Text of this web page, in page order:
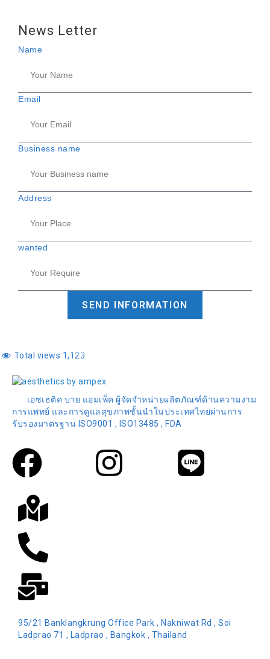
News Letter
Name
Email
Business name
Address
wanted
SEND INFORMATION
Total views 1,123
เอซเธติค บาย แอมเพ็ค ผู้จัดจำหน่ายผลิตภัณฑ์ด้านความงาม
การแพทย์ และการดูแลสุขภาพชั้นนำในประเทศไทยผ่านการ
รับรองมาตรฐาน ISO9001 , ISO13485 , FDA
95/21 Banklangkrung Office Park , Nakniwat Rd , Soi
Ladprao 71 , Ladprao , Bangkok , Thailand